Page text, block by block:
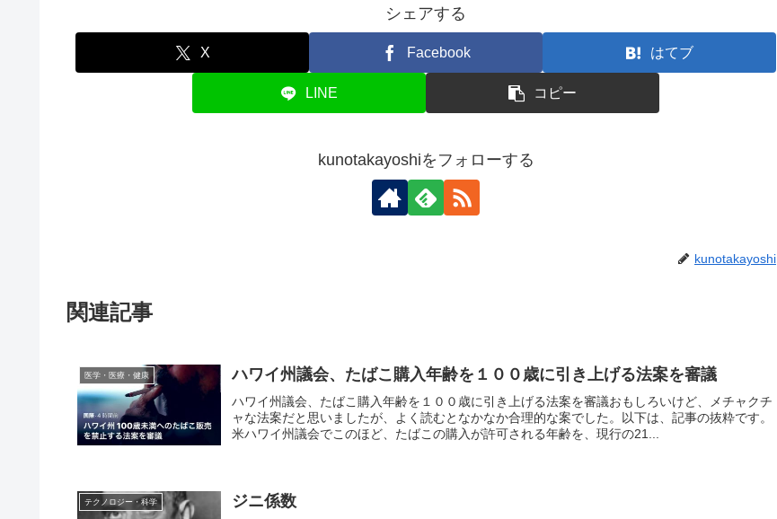
シェアする
X Facebook はてブ
LINE コピー
kunotakayoshiをフォローする
kunotakayoshi
関連記事
医学・医療・健康 ハワイ州議会、たばこ購入年齢を１００歳に引き上げる法案を審議
ハワイ州議会、たばこ購入年齢を１００歳に引き上げる法案を審議おもしろいけど、メチャクチ
ャな法案だと思いましたが、よく読むとなかなか合理的な案でした。以下は、記事の抜粋です。
米ハワイ州議会でこのほど、たばこの購入が許可される年齢を、現行の21...
テクノロジー・科学 ジニ係数